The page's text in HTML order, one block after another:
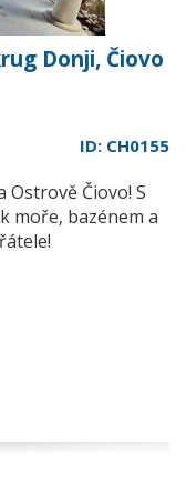
Donji, Čiovo
ID: CH0155
Čiovo! S
moře, bazénem a